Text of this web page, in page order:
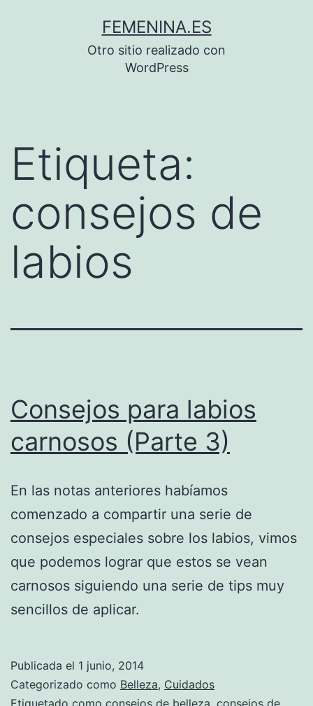
FEMENINA.ES
Otro sitio realizado con
WordPress
Etiqueta:
consejos de
labios
Consejos para labios
carnosos (Parte 3)
En las notas anteriores habíamos
comenzado a compartir una serie de
consejos especiales sobre los labios, vimos
que podemos lograr que estos se vean
carnosos siguiendo una serie de tips muy
sencillos de aplicar.
Publicada el 1 junio, 2014
Categorizado como Belleza, Cuidados
Etiquetado como consejos de belleza, consejos de